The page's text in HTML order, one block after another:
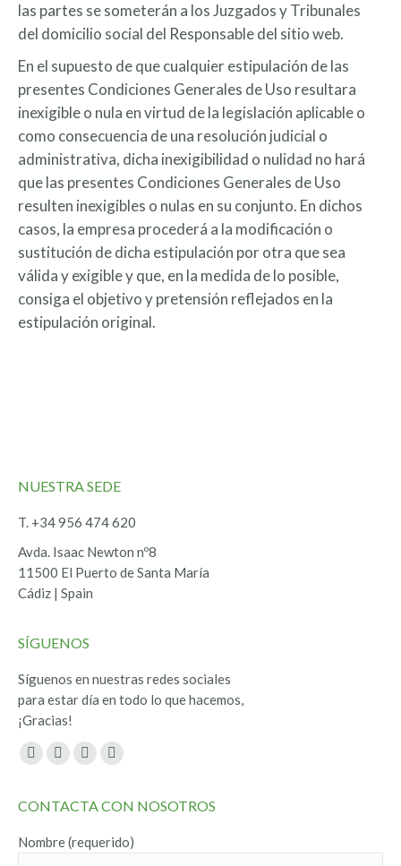
las partes se someterán a los Juzgados y Tribunales
del domicilio social del Responsable del sitio web.
En el supuesto de que cualquier estipulación de las
presentes Condiciones Generales de Uso resultara
inexigible o nula en virtud de la legislación aplicable o
como consecuencia de una resolución judicial o
administrativa, dicha inexigibilidad o nulidad no hará
que las presentes Condiciones Generales de Uso
resulten inexigibles o nulas en su conjunto. En dichos
casos, la empresa procederá a la modificación o
sustitución de dicha estipulación por otra que sea
válida y exigible y que, en la medida de lo posible,
consiga el objetivo y pretensión reflejados en la
estipulación original.
NUESTRA SEDE
T. +34 956 474 620
Avda. Isaac Newton nº8
11500 El Puerto de Santa María
Cádiz | Spain
SÍGUENOS
Síguenos en nuestras redes sociales
para estar día en todo lo que hacemos,
¡Gracias!
Encuéntranos en:
Facebook
opens
new
Twitter
opens
new
YouTube
opens
new
Instagram
opens
new
CONTACTA CON NOSOTROS
Nombre (requerido)